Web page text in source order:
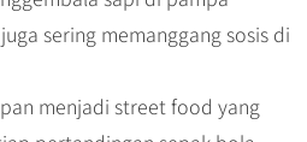
sering memanggang sosis di
menjadi street food yang